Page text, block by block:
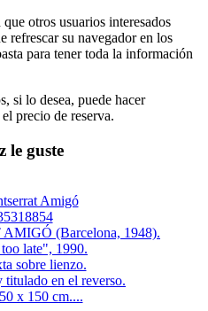
otros usuarios interesados
refrescar su navegador en los
para tener toda la información
si lo desea, puede hacer
precio de reserva.
le guste
Amigó
(Barcelona, 1948).
late", 1990.
sobre lienzo.
en el reverso.
x 150 cm....